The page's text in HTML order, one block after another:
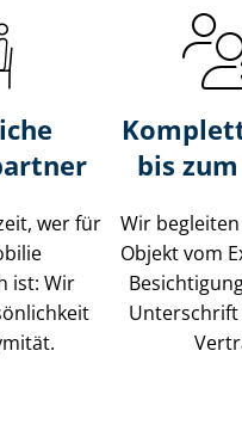
wer für
ist: Wir
bis
Wir
Objekt vom